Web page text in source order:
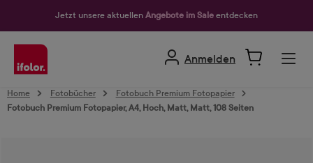
Jetzt unsere aktuellen Angebote im Sale entdecken
Anmelden
Home Fotobücher
Fotobuch Premium Fotopapier
Fotobuch Premium Fotopapier, A4, Hoch, Matt, Matt, 108 Seiten